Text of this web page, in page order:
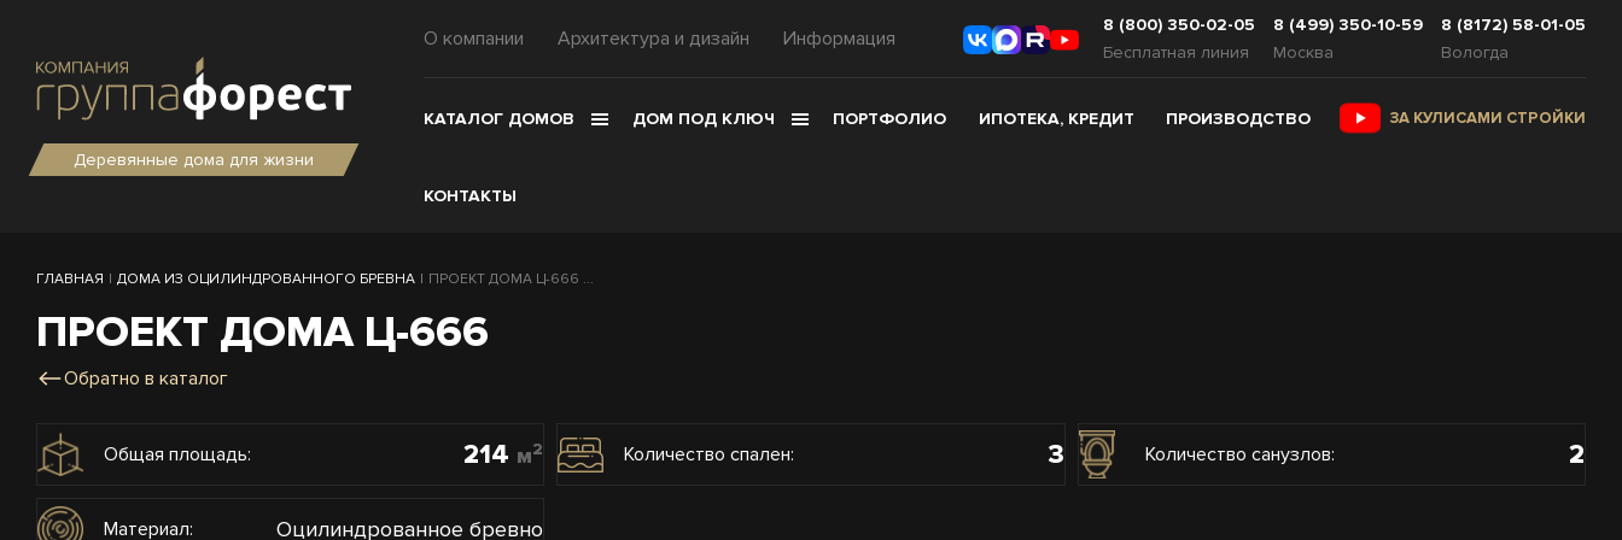
Деревянные дома для жизни
О компании Архитектура и дизайн Информация
8 (800) 350-02-05
Бесплатная линия
8 (499) 350-10-59
Москва
8 (8172) 58-01-05
Вологда
КАТАЛОГ ДОМОВ ДОМ ПОД КЛЮЧ ПОРТФОЛИО ИПОТЕКА, КРЕДИТ ПРОИЗВОДСТВО ЗА КУЛИСАМИ СТРОЙКИ
КОНТАКТЫ
ГЛАВНАЯ | ДОМА ИЗ ОЦИЛИНДРОВАННОГО БРЕВНА | ПРОЕКТ ДОМА Ц-666 ...
ПРОЕКТ ДОМА Ц-666
Обратно в каталог
Общая площадь: 214 м2 Количество спален: 3 Количество санузлов: 2
Материал: Оцилиндрованное бревно